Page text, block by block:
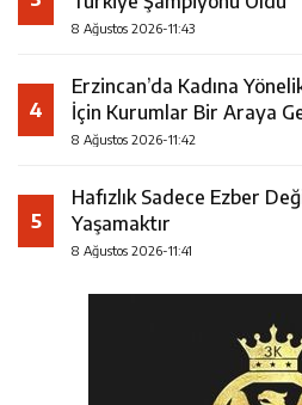
8 Ağustos 2026-11:43
4
Erzincan’da Kadına
İçin Kurumlar Bir Araya
8 Ağustos 2026-11:42
5
Hafızlık Sadece Ezber
Yaşamaktır
8 Ağustos 2026-11:41